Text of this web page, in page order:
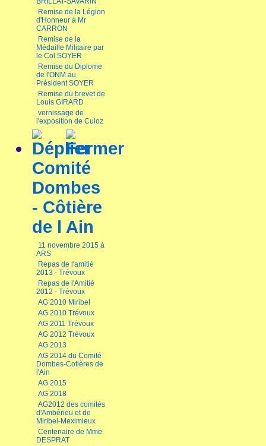
Remise de la Légion
d'Honneur à Mr
CARRON
Remise de la
Médaille Militaire par
le Col SOYER
Remise du Diplome
de l'ONM au
Président SOYER
Remise du brevet de
Louis GIRARD
vernissage de
l'exposition de Culoz
Comité
Dombes
- Côtière
de l Ain
11 novembre 2015 à
ARS
Repas de l'amitié
2013 - Trévoux
Repas de l'Amitié
2012 - Trévoux
AG 2010 Miribel
AG 2010 Trévoux
AG 2011 Trévoux
AG 2012 Trévoux
AG 2013
AG 2014 du Comité
Dombes-Cotières de
l'Ain
AG 2015
AG 2018
AG2012 des comités
d'Ambérieu et de
Miribel-Meximieux
Centenaire de Mme
DESPRAT